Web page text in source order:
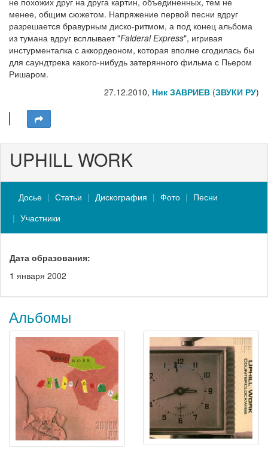
менее, общим сюжетом. Напряжение первой песни вдруг
разрешается бравурным диско-ритмом, а под конец альбома
из тумана вдруг всплывает "Falderal Express", игривая
инстурменталка с аккордеоном, которая вполне сгодилась бы
для саундтрека какого-нибудь затерянного фильма с Пьером
Ришаром.
27.12.2010, Ник ЗАВРИЕВ (ЗВУКИ РУ)
UPHILL WORK
Досье Статьи Дискография Фото
Песни
Участники
Дата образования:
1 января 2002
Альбомы